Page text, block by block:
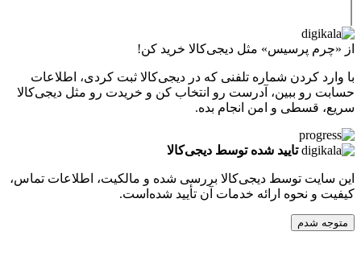
پرسیس» مثل دیجی‌کالا خرید کن!
شماره تلفنی که در دیجی‌کالا ثبت کردی، اطلاعات
ببین، آدرست رو انتخاب کن و خریدت رو مثل دیجی‌کالا
و امن انجام بده.
تایید شده توسط دیجی‌کالا
توسط دیجی‌کالا بررسی شده و مالکیت، اطلاعات تماس،
ارائه خدمات آن تأیید شده‌است.